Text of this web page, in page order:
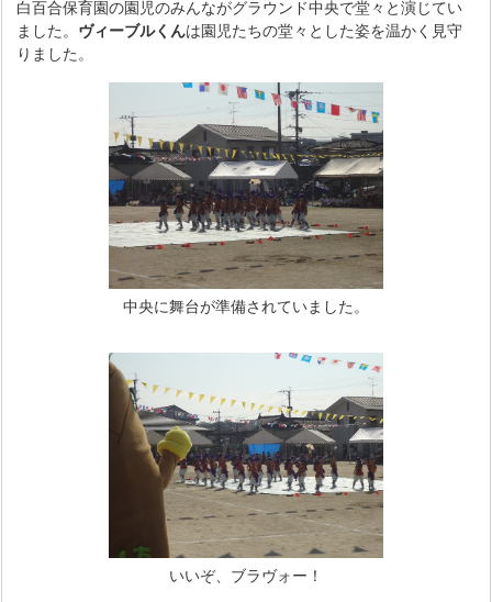
白百合保育園の園児のみんながグラウンド中央で堂々と演じてい
ました。 ヴィーブルくんは園児たちの堂々とした姿を温かく見守
りました。
中央に舞台が準備されていました。
いいぞ、ブラヴォー！